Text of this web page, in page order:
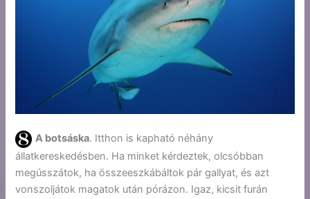
A botsáska. Itthon is kapható néhány
állatkereskedésben. Ha minket kérdeztek, olcsóbban
megússzátok, ha összeeszkábáltok pár gallyat, és azt
vonszoljátok magatok után pórázon. Igaz, kicsit furán